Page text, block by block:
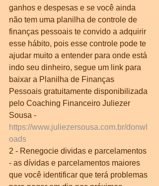
ganhos e despesas e se você ainda
não tem uma planilha de controle de
finanças pessoais te convido a adquirir
esse hábito, pois esse controle pode te
ajudar muito a entender para onde está
indo seu dinheiro, segue um link para
baixar a Planilha de Finanças
Pessoais gratuitamente disponibilizada
pelo Coaching Financeiro Juliezer
Sousa -
https://www.juliezersousa.com.br/donwl
oads
2 - Renegocie dividas e parcelamentos
- as dívidas e parcelamentos maiores
que você identificar que terá problemas